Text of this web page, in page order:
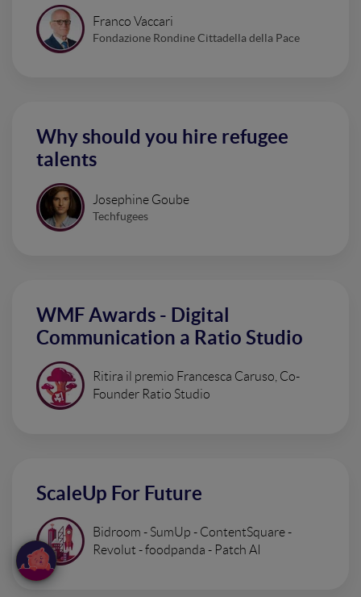
Franco Vaccari
Fondazione Rondine Cittadella della Pace
Why should you hire refugee
talents
Josephine Goube
Techfugees
WMF Awards - Digital
Communication a Ratio Studio
Ritira il premio Francesca Caruso, Co-
Founder Ratio Studio
ScaleUp For Future
Bidroom - SumUp - ContentSquare -
Revolut - foodpanda - Patch AI